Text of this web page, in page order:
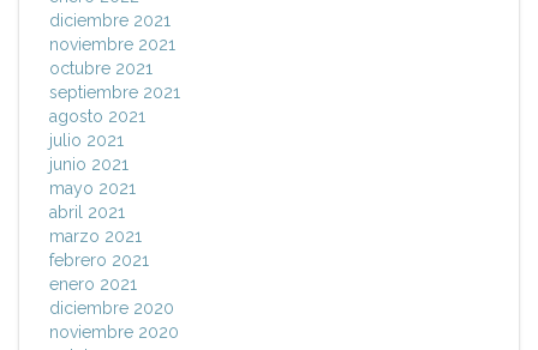
diciembre 2021
noviembre 2021
octubre 2021
septiembre 2021
agosto 2021
julio 2021
junio 2021
mayo 2021
abril 2021
marzo 2021
febrero 2021
enero 2021
diciembre 2020
noviembre 2020